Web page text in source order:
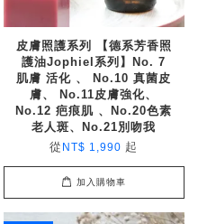
皮膚照護系列 【德系芳香照
護油Jophiel系列】No. 7
肌膚 活化 、 No.10 真菌皮
膚、 No.11皮膚強化、
No.12 疤痕肌 、No.20色素
老人斑、No.21別吻我
從 NT$ 1,990 起
加入購物車